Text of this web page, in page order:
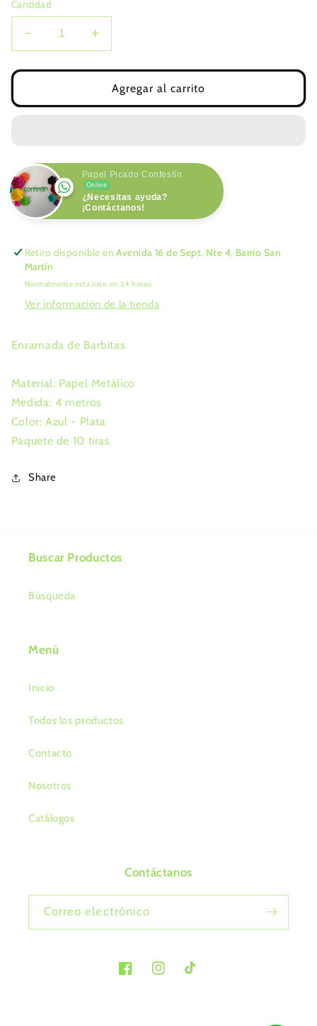
Cantidad
Reducir
cantidad
para
de
Azul
Aumentar
cantidad
para
Enramada
de
Azul
Agregar al carrito
Papel Picado Confestín
Online
¿Necesitas ayuda?
¡Contáctanos!
Retiro disponible enAvenida 16 de Sept. Nte 4, Barrio San
Martín
Normalmente está listo en 24 horas
Ver información de la tienda
Enramada de Barbitas
Material: Papel Metálico
Medida: 4 metros
Color: Azul - Plata
Paquete de 10 tiras
Share
Buscar Productos
Búsqueda
Menú
Inicio
Todos los productos
Contacto
Nosotros
Catálogos
Contáctanos
Correo electrónico
FacebookInstagramTikTok